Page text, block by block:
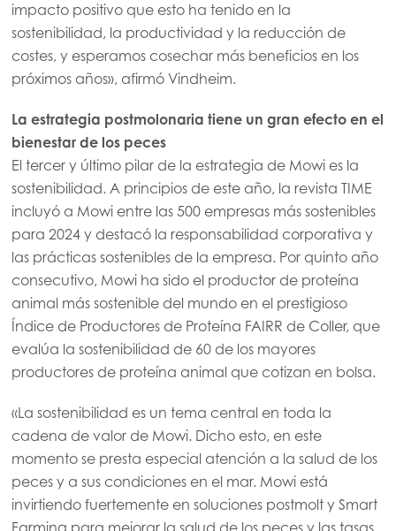
Mowi Global
Asia
Mowi China
Mowi Japan
Mowi Korea
Mowi Taiwan
Europe
Mowi Belgium (FR)
Mowi Belgium (NL)
Mowi Czechia (CZ)
impacto positivo que esto ha tenido en la
sostenibilidad, la productividad y la reducción de
costes, y esperamos cosechar más beneficios en los
próximos años», afirmó Vindheim.
La estrategia postmolonaria tiene un gran efecto en el
bienestar de los peces
El tercer y último pilar de la estrategia de Mowi es la
sostenibilidad. A principios de este año, la revista TIME
incluyó a Mowi entre las 500 empresas más sostenibles
para 2024 y destacó la responsabilidad corporativa y
las prácticas sostenibles de la empresa. Por quinto año
consecutivo, Mowi ha sido el productor de proteína
animal más sostenible del mundo en el prestigioso
Índice de Productores de Proteína FAIRR de Coller, que
evalúa la sostenibilidad de 60 de los mayores
productores de proteína animal que cotizan en bolsa.
«La sostenibilidad es un tema central en toda la
cadena de valor de Mowi. Dicho esto, en este
momento se presta especial atención a la salud de los
peces y a sus condiciones en el mar. Mowi está
invirtiendo fuertemente en soluciones postmolt y Smart
Farming para mejorar la salud de los peces y las tasas